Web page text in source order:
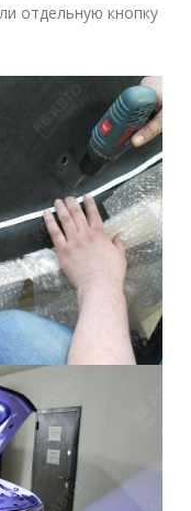
отдельную кнопку